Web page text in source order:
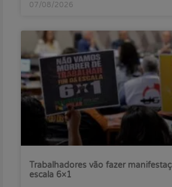
07/08/2026
Trabalhadores vão fazer
escala 6×1